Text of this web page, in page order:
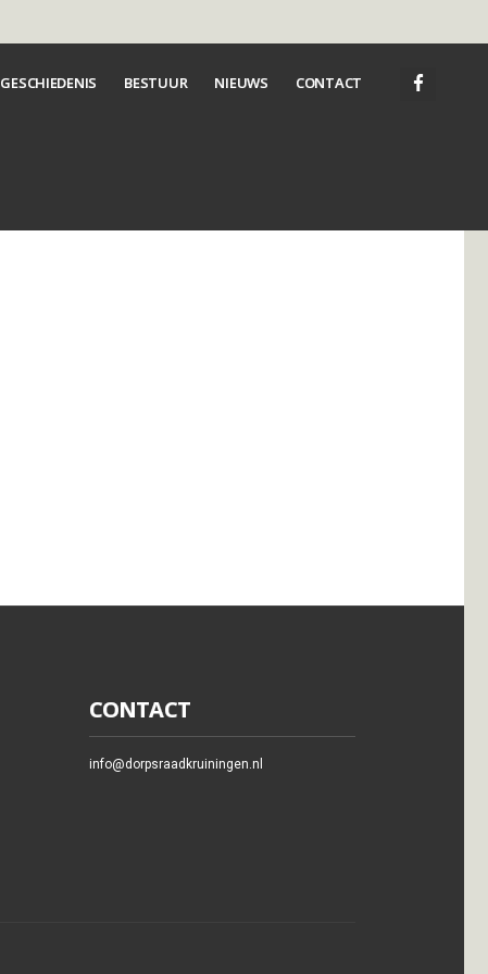
GESCHIEDENIS BESTUUR NIEUWS CONTACT
CONTACT
info@dorpsraadkruiningen.nl